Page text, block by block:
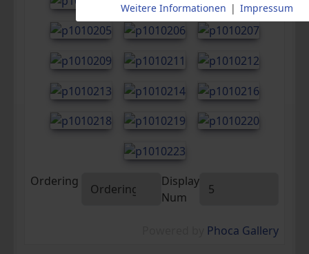
Ordering
Display
Num
Phoca Gallery
Weitere Informationen | Impressum